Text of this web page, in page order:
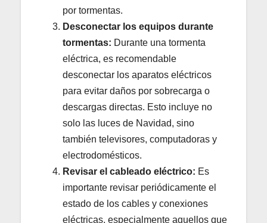
por tormentas.
Desconectar los equipos durante
tormentas: Durante una tormenta
eléctrica, es recomendable
desconectar los aparatos eléctricos
para evitar daños por sobrecarga o
descargas directas. Esto incluye no
solo las luces de Navidad, sino
también televisores, computadoras y
electrodomésticos.
Revisar el cableado eléctrico: Es
importante revisar periódicamente el
estado de los cables y conexiones
eléctricas, especialmente aquellos que